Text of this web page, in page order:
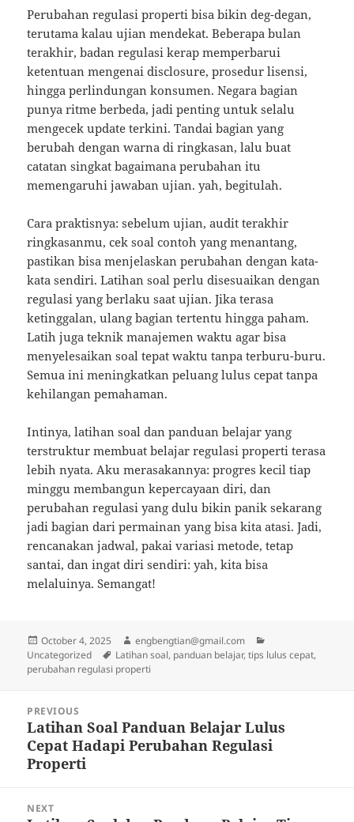
Perubahan regulasi properti bisa bikin deg-degan,
terutama kalau ujian mendekat. Beberapa bulan
terakhir, badan regulasi kerap memperbarui
ketentuan mengenai disclosure, prosedur lisensi,
hingga perlindungan konsumen. Negara bagian
punya ritme berbeda, jadi penting untuk selalu
mengecek update terkini. Tandai bagian yang
berubah dengan warna di ringkasan, lalu buat
catatan singkat bagaimana perubahan itu
memengaruhi jawaban ujian. yah, begitulah.
Cara praktisnya: sebelum ujian, audit terakhir
ringkasanmu, cek soal contoh yang menantang,
pastikan bisa menjelaskan perubahan dengan kata-
kata sendiri. Latihan soal perlu disesuaikan dengan
regulasi yang berlaku saat ujian. Jika terasa
ketinggalan, ulang bagian tertentu hingga paham.
Latih juga teknik manajemen waktu agar bisa
menyelesaikan soal tepat waktu tanpa terburu-buru.
Semua ini meningkatkan peluang lulus cepat tanpa
kehilangan pemahaman.
Intinya, latihan soal dan panduan belajar yang
terstruktur membuat belajar regulasi properti terasa
lebih nyata. Aku merasakannya: progres kecil tiap
minggu membangun kepercayaan diri, dan
perubahan regulasi yang dulu bikin panik sekarang
jadi bagian dari permainan yang bisa kita atasi. Jadi,
rencanakan jadwal, pakai variasi metode, tetap
santai, dan ingat diri sendiri: yah, kita bisa
melaluinya. Semangat!
Posted
on
October 4, 2025 Author
engbengtian@gmail.com
Uncategorized
Tags
Latihan soal, panduan belajar, tips lulus cepat,
perubahan regulasi properti
navigation
PREVIOUS
Previous
post:
Latihan Soal Panduan Belajar Lulus
Cepat Hadapi Perubahan Regulasi
Properti
NEXT